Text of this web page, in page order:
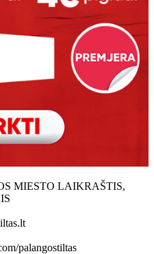
MIESTO LAIKRAŠTIS,
palangostiltas